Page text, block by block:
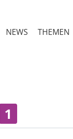
NEWS THEMEN
1